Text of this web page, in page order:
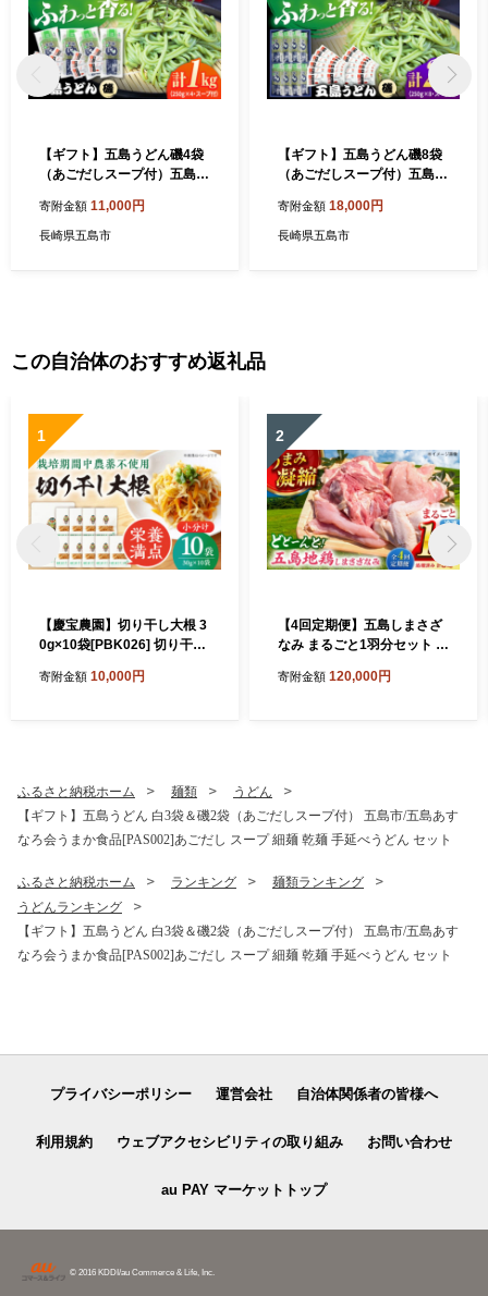
【ギフト】五島うどん磯4袋
（あごだしスープ付）五島
品[PAS034]飛魚 スープ 細麺
乾麺 手延べうどん セット
寄附金額 11,000円
長崎県五島市
【ギフト】五島うどん磯8袋
（あごだしスープ付）五島
品[PAS035]飛魚 スープ 細麺
乾麺 手延べうどん セット
寄附金額 18,000円
長崎県五島市
この自治体のおすすめ返礼品
1
【慶宝農園】切り干し大根 3
0g×10袋[PBK026] 切り干し
こん 小分け 野菜 乾物 乾燥
寄附金額 10,000円
2
【4回定期便】五島しまさざ
なみ まるごと1羽分セット 冷
なみ農園 [PHH003]
寄附金額 120,000円
ふるさと納税ホーム 麺類
うどん
【ギフト】五島うどん 白3袋＆磯2袋（あごだしスープ付） 五島市/五島あす
なろ会うまか食品[PAS002]あごだし スープ 細麺 乾麺 手延べうどん セット
ふるさと納税ホーム ランキング
麺類ランキング
うどんランキング
【ギフト】五島うどん 白3袋＆磯2袋（あごだしスープ付） 五島市/五島あす
なろ会うまか食品[PAS002]あごだし スープ 細麺 乾麺 手延べうどん セット
プライバシーポリシー 運営会社 自治体関係者の皆様へ
利用規約 ウェブアクセシビリティの取り組み お問い合わせ
au PAY マーケットトップ
© 2016 KDDI/au Commerce & Life, Inc.